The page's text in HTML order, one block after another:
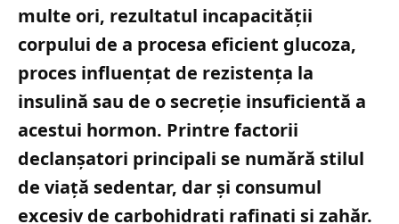
multe ori, rezultatul incapacității
corpului de a procesa eficient glucoza,
proces influențat de rezistența la
insulină sau de o secreție insuficientă a
acestui hormon. Printre factorii
declanșatori principali se numără stilul
de viață sedentar, dar și consumul
excesiv de carbohidrați rafinați și zahăr.